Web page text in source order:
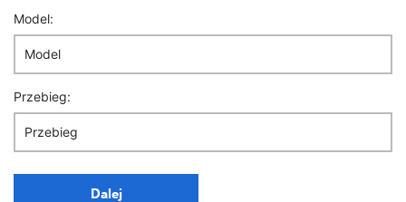
Model:
Przebieg:
Dalej